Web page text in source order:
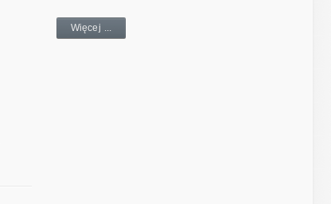
Więcej ...